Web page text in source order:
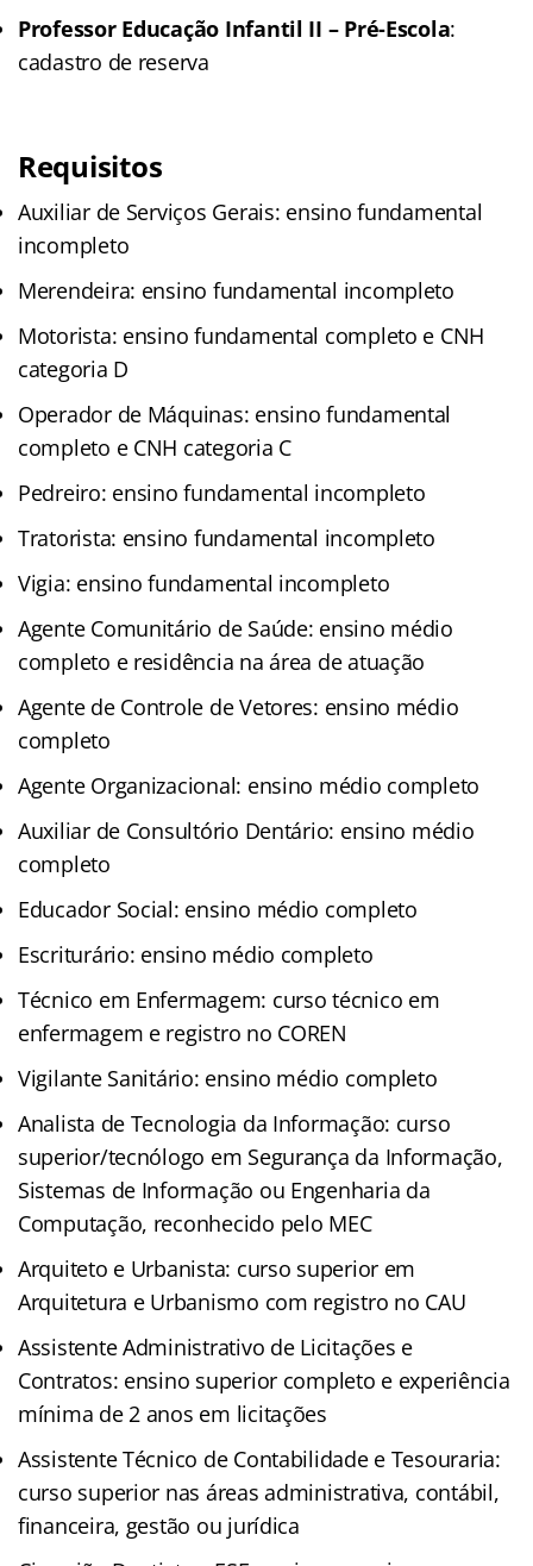
Professor Educação Infantil II – Pré-Escola:
cadastro de reserva
Requisitos
Auxiliar de Serviços Gerais: ensino fundamental
incompleto
Merendeira: ensino fundamental incompleto
Motorista: ensino fundamental completo e CNH
categoria D
Operador de Máquinas: ensino fundamental
completo e CNH categoria C
Pedreiro: ensino fundamental incompleto
Tratorista: ensino fundamental incompleto
Vigia: ensino fundamental incompleto
Agente Comunitário de Saúde: ensino médio
completo e residência na área de atuação
Agente de Controle de Vetores: ensino médio
completo
Agente Organizacional: ensino médio completo
Auxiliar de Consultório Dentário: ensino médio
completo
Educador Social: ensino médio completo
Escriturário: ensino médio completo
Técnico em Enfermagem: curso técnico em
enfermagem e registro no COREN
Vigilante Sanitário: ensino médio completo
Analista de Tecnologia da Informação: curso
superior/tecnólogo em Segurança da Informação,
Sistemas de Informação ou Engenharia da
Computação, reconhecido pelo MEC
Arquiteto e Urbanista: curso superior em
Arquitetura e Urbanismo com registro no CAU
Assistente Administrativo de Licitações e
Contratos: ensino superior completo e experiência
mínima de 2 anos em licitações
Assistente Técnico de Contabilidade e Tesouraria:
curso superior nas áreas administrativa, contábil,
financeira, gestão ou jurídica